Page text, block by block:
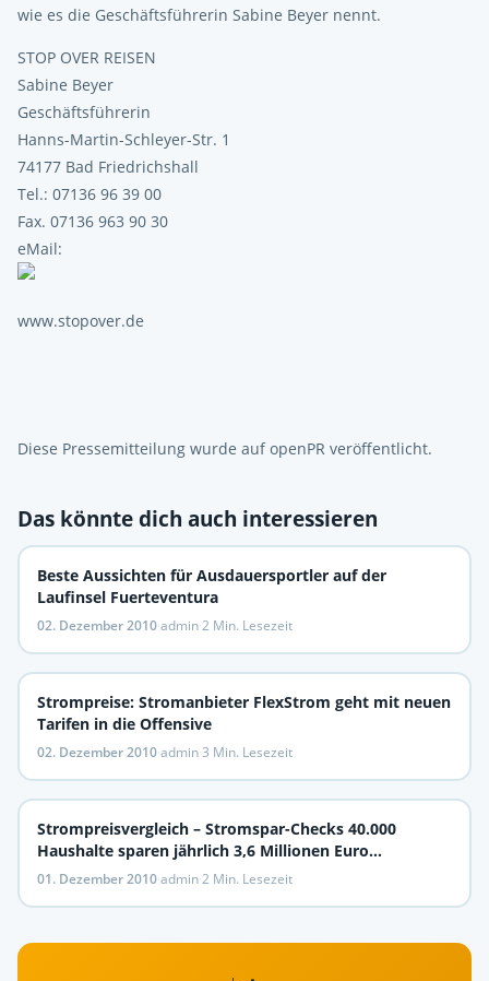
wie es die Geschäftsführerin Sabine Beyer nennt.
STOP OVER REISEN
Sabine Beyer
Geschäftsführerin
Hanns-Martin-Schleyer-Str. 1
74177 Bad Friedrichshall
Tel.: 07136 96 39 00
Fax. 07136 963 90 30
eMail:
www.stopover.de
Diese Pressemitteilung wurde auf openPR veröffentlicht.
Das könnte dich auch interessieren
Beste Aussichten für Ausdauersportler auf der
Laufinsel Fuerteventura
02. Dezember 2010·admin·2 Min. Lesezeit
Strompreise: Stromanbieter FlexStrom geht mit neuen
Tarifen in die Offensive
02. Dezember 2010·admin·3 Min. Lesezeit
Strompreisvergleich – Stromspar-Checks 40.000
Haushalte sparen jährlich 3,6 Millionen Euro
Stromkosten
01. Dezember 2010·admin·2 Min. Lesezeit